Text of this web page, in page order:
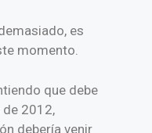
es
momento.
que debe
2012,
debería venir